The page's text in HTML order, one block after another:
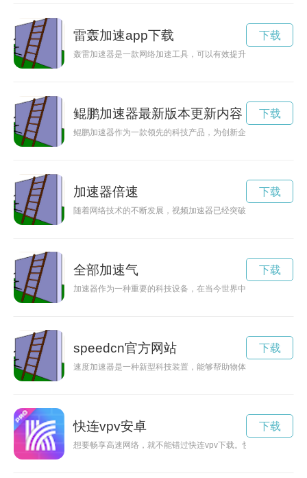
雷轰加速app下载
轰雷加速器是一款网络加速工具，可以有效提升网络下载速度
下载
鲲鹏加速器最新版本更新内容
鲲鹏加速器作为一款领先的科技产品，为创新企业提供强大的
下载
加速器倍速
随着网络技术的不断发展，视频加速器已经突破了传统限制，
下载
全部加速气
加速器作为一种重要的科技设备，在当今世界中发挥着巨大的
下载
speedcn官方网站
速度加速器是一种新型科技装置，能够帮助物体快速加速，提
下载
快连vpv安卓
想要畅享高速网络，就不能错过快连vpv下载。快连vpv可以帮
下载